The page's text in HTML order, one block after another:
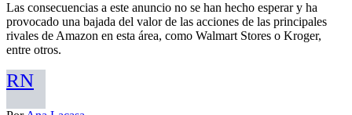
Las consecuencias a este anuncio no se han hecho esperar y ha
provocado una bajada del valor de las acciones de las principales
rivales de Amazon en esta área, como Walmart Stores o Kroger,
entre otros.
RN